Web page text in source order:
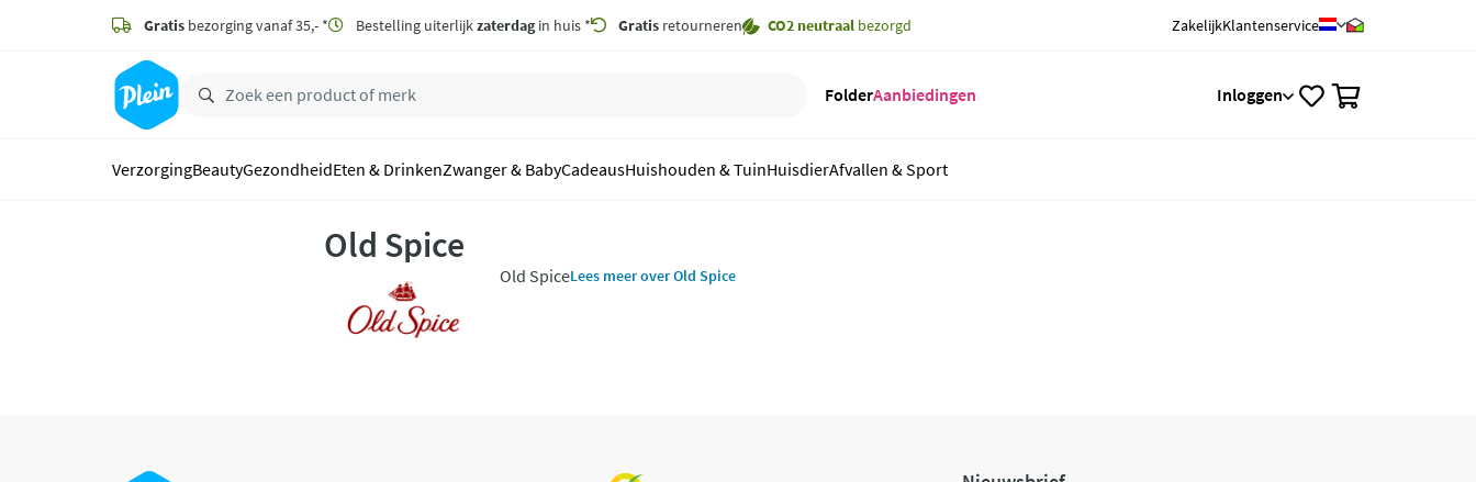
zoeken
hoofdinhoud
Gratis bezorging vanaf 35,- * Bestelling uiterlijkzaterdagin huis * Gratis retourneren CO2 neutraal bezorgd ZakelijkKlantenservice
FolderAanbiedingen Inloggen
VerzorgingBeautyGezondheidEten & DrinkenZwanger & BabyCadeausHuishouden & TuinHuisdierAfvallen & Sport
Old Spice
Old SpiceLees meer over Old Spice